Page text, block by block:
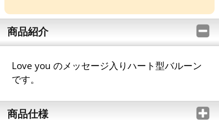
商品紹介
Love you のメッセージ入りハート型バルーン
です。
商品仕様